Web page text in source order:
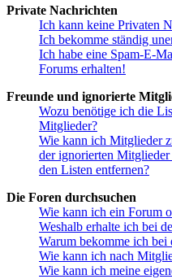
Private Nachrichten
Ich kann keine Privaten
Ich bekomme ständig
Ich habe eine Spam-E-
Forums erhalten!
Freunde und ignorierte
Wozu benötige ich die
Mitglieder?
Wie kann ich Mitglieder
der ignorierten
den Listen entfernen?
Die Foren durchsuchen
Wie kann ich ein Forum
Weshalb erhalte ich bei
Warum bekomme ich bei
Wie kann ich nach
Wie kann ich meine